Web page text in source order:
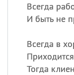
Всегда
И быть не
Всегда в
Тогда